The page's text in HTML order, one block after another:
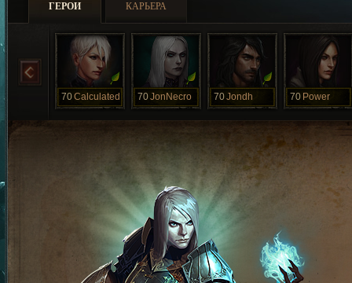
ГЕРОИ КАРЬЕРА
70Calculated 70JonNecro 70Jondh 70 Power